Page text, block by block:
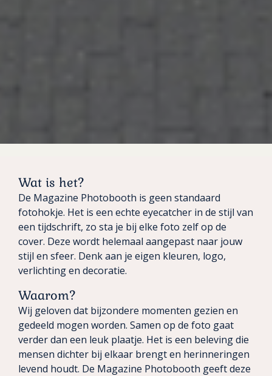
Wat is het?
De Magazine Photobooth is geen standaard
fotohokje. Het is een echte eyecatcher in de stijl van
een tijdschrift, zo sta je bij elke foto zelf op de
cover. Deze wordt helemaal aangepast naar jouw
stijl en sfeer. Denk aan je eigen kleuren, logo,
verlichting en decoratie.
Waarom?
Wij geloven dat bijzondere momenten gezien en
gedeeld mogen worden. Samen op de foto gaat
verder dan een leuk plaatje. Het is een beleving die
mensen dichter bij elkaar brengt en herinneringen
levend houdt. De Magazine Photobooth geeft deze